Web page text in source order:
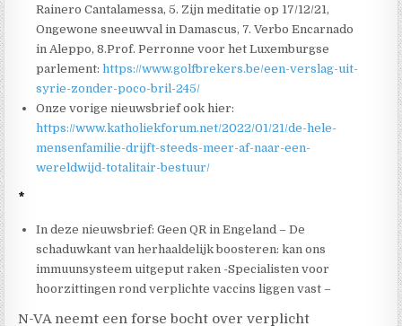
Rainero Cantalamessa, 5. Zijn meditatie op 17/12/21,
Ongewone sneeuwval in Damascus, 7. Verbo Encarnado
in Aleppo, 8.Prof. Perronne voor het Luxemburgse
parlement:https://www.golfbrekers.be/een-verslag-uit-
syrie-zonder-poco-bril-245/
Onze vorige nieuwsbrief ook hier:
https://www.katholiekforum.net/2022/01/21/de-hele-
mensenfamilie-drijft-steeds-meer-af-naar-een-
wereldwijd-totalitair-bestuur/
*
In deze nieuwsbrief: Geen QR in Engeland – De
schaduwkant van herhaaldelijk boosteren: kan ons
immuunsysteem uitgeput raken -Specialisten voor
hoorzittingen rond verplichte vaccins liggen vast –
N-VA neemt een forse bocht over verplicht